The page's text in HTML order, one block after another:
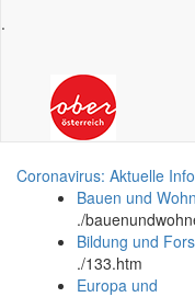
.
Coronavirus: Aktuelle
Bauen und
./
Bildung und
./133.htm
Europa und